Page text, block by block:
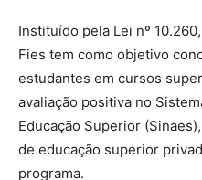
Instituído pela Lei nº
Fies tem como objetivo
estudantes em cursos
avaliação positiva no
Educação Superior
de educação superior
programa.